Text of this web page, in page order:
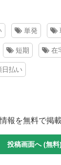
単発
短期 在
日払い
報を無料で掲
投稿画面へ (無料)